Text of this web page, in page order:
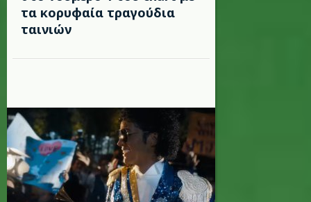
τα κορυφαία τραγούδια
ταινιών